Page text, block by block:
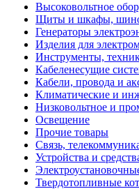
Высоковольтное
Щиты и шкафы,
Генераторы
Изделия для
Инструменты,
Кабеленесущие
Кабели, провода и
Климатические и
Низковольтное и
Освещение
Прочие товары
Связь,
Устройства и
Твердотопливные